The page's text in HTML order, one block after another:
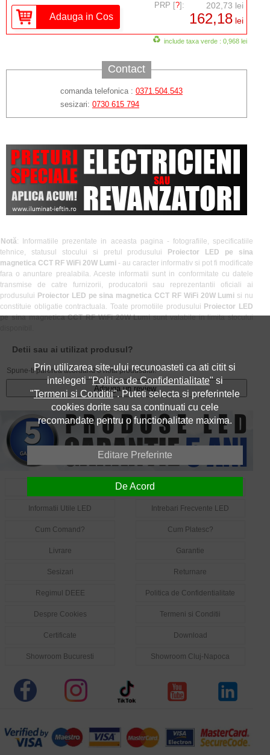
PRP [?]: 202,73 lei
162,18 lei
include taxa verde : 0,968 lei
Contact
comanda telefonica : 0371.504.543
sesizari: 0730 615 794
Notă: Informatiile prezentate in aceasta pagina - fotografiile, specificatiile
tehnice, statusul stocului si pretul produsului
Proiector LED pe sina
magnetica CCT RF WiFi 20W Lumi - au caracter informativ si pot fi modificate
fara o anuntare prealabila. Aceste informatii sunt in conformitate cu datele
transmise de catre furnizorii, producatorii sau reprezentantii oficiali ai
produsului Proiector LED pe sina magnetica CCT RF WiFi 20W Lumi si nu
constituie obligatie contractuala. Toate promotiile produsului Proiector LED
pe sina magnetica CCT RF WiFi 20W Lumisunt valabile in limita stocului
Detii sau ai utilizat produsul?
Spune-ti parerea acordand o nota produsului:
Adauga un review
Informatii Utile LED Intrebari Frecvente LED
Cum Comand? Cum Platesc?
Livrare Garantie
Sesizari Returnare
Regimul DEEE Politica de Confidentialitate
Despre Cookies Termeni si Conditii
Certificate Download
Showroom Bucuresti Showroom Cluj-Napoca
Prin utilizarea site-ului recunoasteti ca ati citit si
intelegeti "Politica de Confidentialitate" si
"Termeni si Conditii". Puteti selecta si preferintele
cookies dorite sau sa continuati cu cele
recomandate pentru o functionalitate maxima.
Editare Preferinte
De Acord